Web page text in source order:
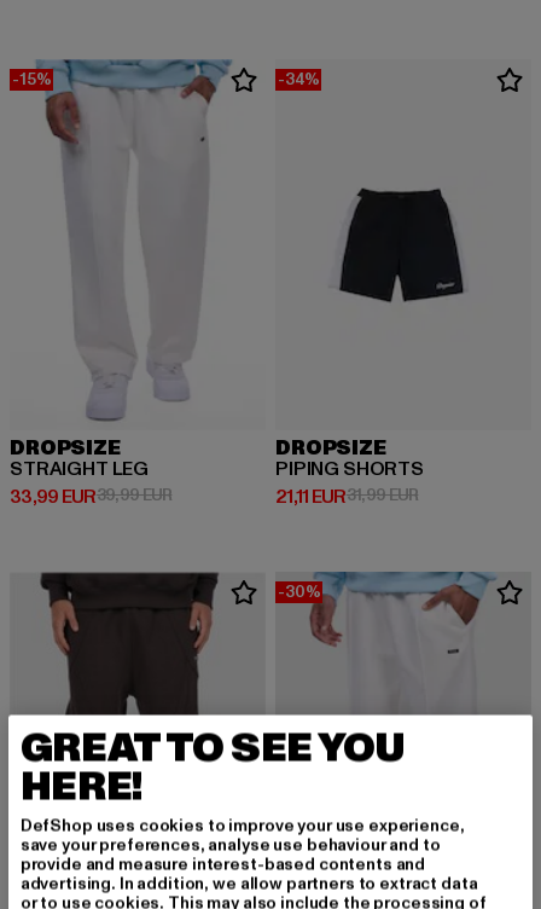
-15%
DROPSIZE
STRAIGHT LEG
33,99 EUR
Derzeitiger Preis: 33,99 EUR
39,99 EURAktionspreis: 39,99 EUR
-34%
DROPSIZE
PIPING SHORTS
21,11 EUR
Derzeitiger Preis: 21,11 EUR
31,99 EURAktionspreis:
-30%
GREAT TO SEE YOU
HERE!
DefShop uses cookies to improve your use experience,
save your preferences, analyse use behaviour and to
provide and measure interest-based contents and
advertising. In addition, we allow partners to extract data
or to use cookies. This may also include the processing of